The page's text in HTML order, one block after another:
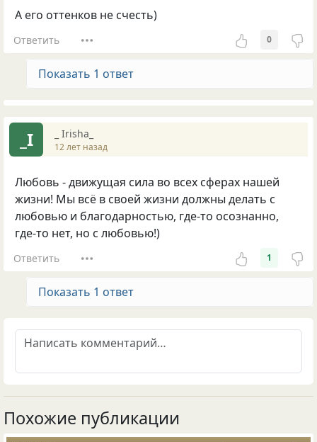
А его оттенков не счесть)
Ответить 0
Показать 1 ответ
_I _ Irisha_
12 лет назад
Любовь - движущая сила во всех сферах нашей
жизни! Мы всё в своей жизни должны делать с
любовью и благодарностью, где-то осознанно,
где-то нет, но с любовью!)
Ответить 1
Показать 1 ответ
Похожие публикации